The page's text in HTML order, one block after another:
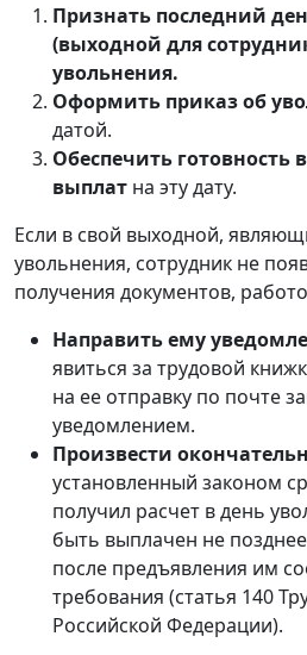
Признать последний
(выходной для
увольнения.
Оформить приказ об
датой.
Обеспечить готовность
выплат на эту дату.
Если в свой выходной,
увольнения, сотрудник не
получения документов,
Направить ему
явиться за трудовой
на ее отправку по почте
уведомлением.
Произвести
установленный законом
получил расчет в день
быть выплачен не
после предъявления им
требования (статья 140
Российской Федерации).